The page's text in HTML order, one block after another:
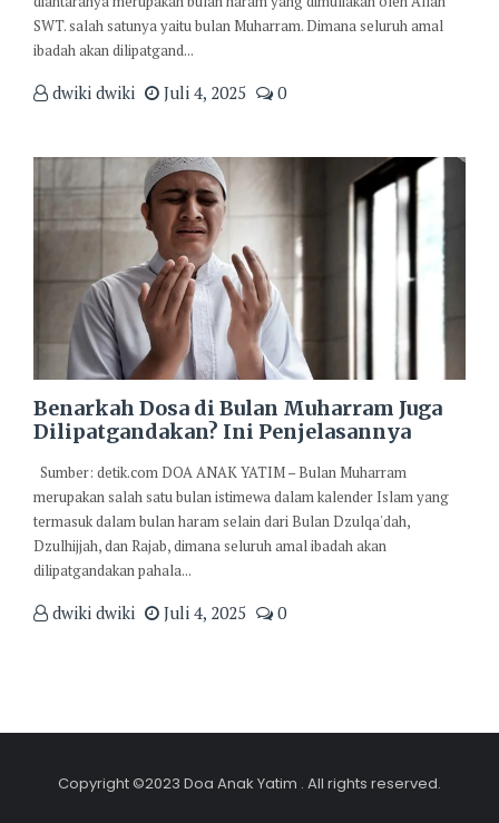
SWT. salah satunya yaitu bulan Muharram. Dimana seluruh amal
ibadah akan dilipatgand...
dwiki dwiki Juli 4, 2025 0
Benarkah Dosa di Bulan Muharram Juga
Dilipatgandakan? Ini Penjelasannya
Sumber: detik.com DOA ANAK YATIM – Bulan Muharram
merupakan salah satu bulan istimewa dalam kalender Islam yang
termasuk dalam bulan haram selain dari Bulan Dzulqa'dah,
Dzulhijjah, dan Rajab, dimana seluruh amal ibadah akan
dilipatgandakan pahala...
dwiki dwiki Juli 4, 2025 0
Copyright ©2023 Doa Anak Yatim . All rights reserved.